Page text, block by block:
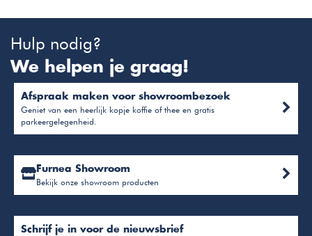
Hulp nodig?
We helpen je graag!
Afspraak maken voor showroombezoek
Geniet van een heerlijk kopje koffie of thee en gratis
parkeergelegenheid.
Furnea Showroom
Bekijk onze showroom producten
Schrijf je in voor de nieuwsbrief